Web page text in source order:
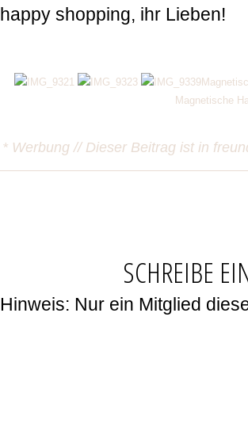
happy shopping, ihr Lieben!
Magnetische
* Werbung // Dieser Beitrag ist in
SCHREIBE
Hinweis: Nur ein Mitglied